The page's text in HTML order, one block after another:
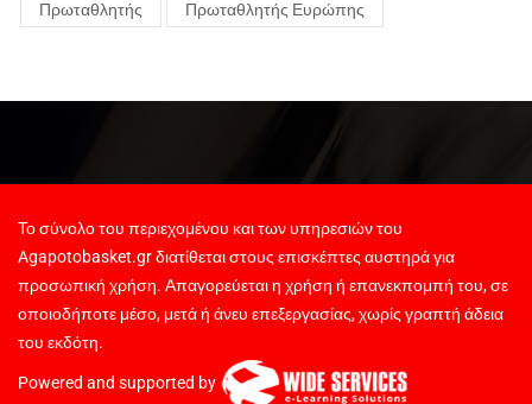
Πρωταθλητής Πρωταθλητής Ευρώπης
Το σύνολο του περιεχομένου και των υπηρεσιών του
Agapotobasket.gr διατίθεται στους επισκέπτες αυστηρά για
προσωπική χρήση. Απαγορεύεται η χρήση ή επανεκπομπή του, σε
οποιοδήποτε μέσο, μετά ή άνευ επεξεργασίας, χωρίς γραπτή άδεια
του εκδότη.
Powered and supported by